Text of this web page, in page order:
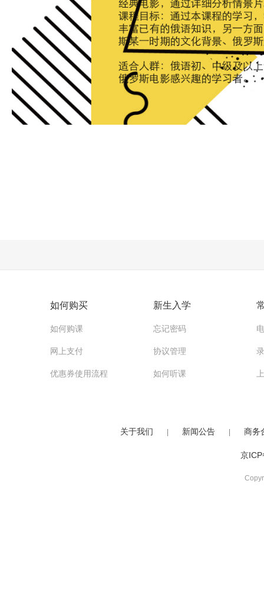
如何购买
如何购课
网上支付
优惠券使用流程
新生入学
忘记密码
协议管理
如何听课
关于我们 新闻公告 商务
京